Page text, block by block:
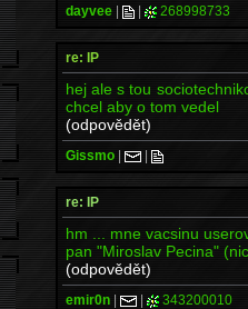
dayvee | | 268998733
re: IP
hej ale s tou
chcel aby o tom vedel
(odpovědět)
Gissmo | |
re: IP
hm ... mne vacsinu
pan "Miroslav Pecina"
(odpovědět)
emir0n | | 343200010